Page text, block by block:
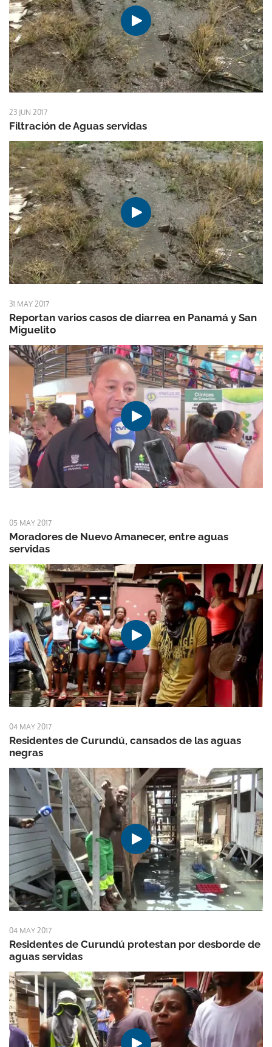
23 JUN 2017
Filtración de Aguas servidas
31 MAY 2017
Reportan varios casos de diarrea en Panamá y San
Miguelito
05 MAY 2017
Moradores de Nuevo Amanecer, entre aguas
servidas
04 MAY 2017
Residentes de Curundú, cansados de las aguas
negras
04 MAY 2017
Residentes de Curundú protestan por desborde de
aguas servidas